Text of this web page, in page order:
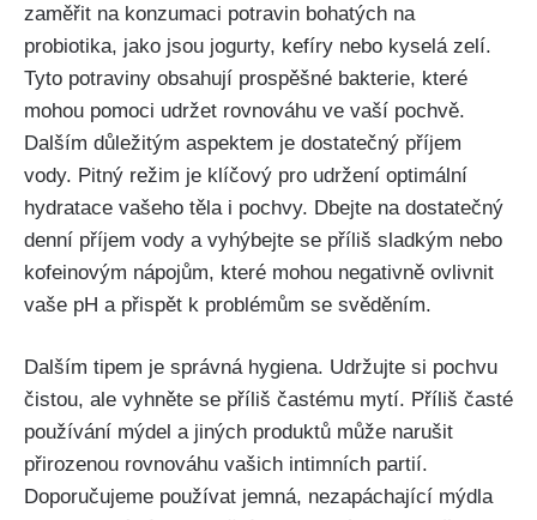
zaměřit na konzumaci potravin bohatých na
probiotika, jako jsou jogurty, kefíry nebo kyselá zelí.⁤
Tyto potraviny‍ obsahují prospěšné bakterie, které
mohou pomoci⁣ udržet rovnováhu ve vaší pochvě.
Dalším důležitým aspektem je dostatečný příjem⁣
vody. Pitný režim ⁢je ​klíčový pro udržení optimální
hydratace ⁤vašeho těla i pochvy. Dbejte na dostatečný
⁢denní příjem vody a vyhýbejte se​ příliš ‌sladkým nebo
kofeinovým nápojům, které mohou negativně ovlivnit
vaše pH a přispět k problémům se svěděním.
Dalším tipem je správná hygiena. Udržujte si pochvu
čistou, ale vyhněte se příliš častému mytí. Příliš časté
používání mýdel a jiných produktů může narušit
přirozenou rovnováhu vašich intimních partií.
Doporučujeme​ používat jemná,⁣ nezapáchající mýdla